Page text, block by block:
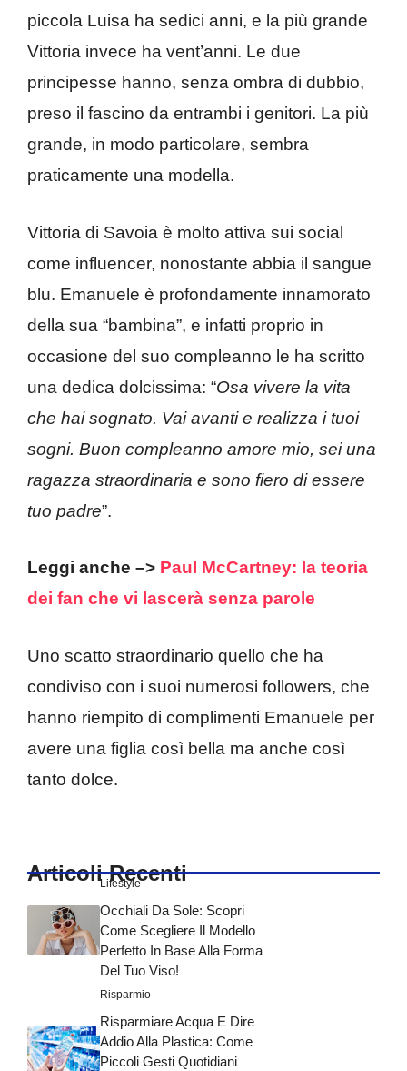
piccola Luisa ha sedici anni, e la più grande
Vittoria invece ha vent’anni. Le due
principesse hanno, senza ombra di dubbio,
preso il fascino da entrambi i genitori. La più
grande, in modo particolare, sembra
praticamente una modella.
Vittoria di Savoia è molto attiva sui social
come influencer, nonostante abbia il sangue
blu. Emanuele è profondamente innamorato
della sua “bambina”, e infatti proprio in
occasione del suo compleanno le ha scritto
una dedica dolcissima: “Osa vivere la vita
che hai sognato. Vai avanti e realizza i tuoi
sogni. Buon compleanno amore mio, sei una
ragazza straordinaria e sono fiero di essere
tuo padre”.
Leggi anche –> Paul McCartney: la teoria
dei fan che vi lascerà senza parole
Uno scatto straordinario quello che ha
condiviso con i suoi numerosi followers, che
hanno riempito di complimenti Emanuele per
avere una figlia così bella ma anche così
tanto dolce.
Articoli Recenti
Lifestyle
Occhiali Da Sole: Scopri
Come Scegliere Il Modello
Perfetto In Base Alla Forma
Del Tuo Viso!
Risparmio
Risparmiare Acqua E Dire
Addio Alla Plastica: Come
Piccoli Gesti Quotidiani